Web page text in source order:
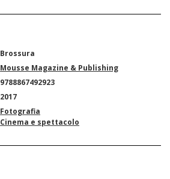
Brossura
Mousse Magazine & Publishing
9788867492923
2017
Fotografia
Cinema e spettacolo